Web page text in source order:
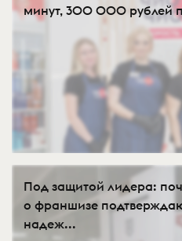
минут, 300 000 рублей
Под защитой лидера:
о франшизе
надеж...